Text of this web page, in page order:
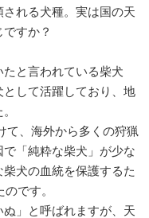
れる犬種。実は国の天
すか？
と言われている柴犬
して活躍しており、地
て、海外から多くの狩猟
「純粋な柴犬」が少な
犬の血統を保護するた
です。
」と呼ばれますが、天